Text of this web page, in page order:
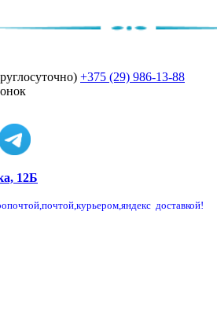
+375 (29) 986-13-88
12Б
почтой,курьером,яндекс доставкой!